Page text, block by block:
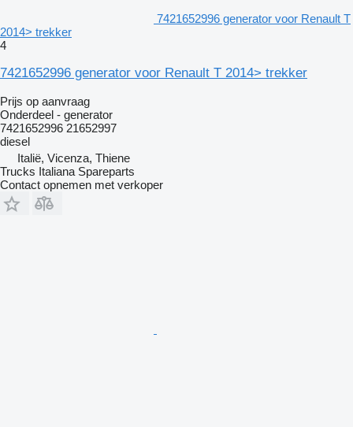
7421652996 generator voor Renault T
2014> trekker
4
7421652996 generator voor Renault T 2014> trekker
Prijs op aanvraag
Onderdeel - generator
7421652996 21652997
diesel
Italië, Vicenza, Thiene
Trucks Italiana Spareparts
Contact opnemen met verkoper